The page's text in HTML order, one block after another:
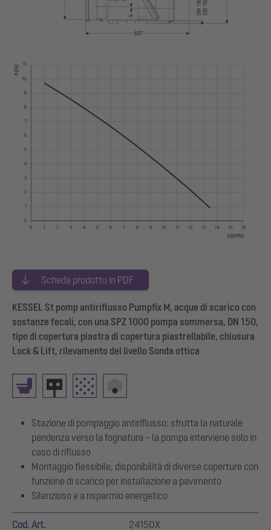
Scheda prodotto in PDF
KESSEL St pomp antiriflusso Pumpfix M, acque di scarico con
sostanze fecali, con una SPZ 1000 pompa sommersa, DN 150,
tipo di copertura piastra di copertura piastrellabile, chiusura
Lock & Lift, rilevamento del livello Sonda ottica
Stazione di pompaggio antiriflusso: sfrutta la naturale
pendenza verso la fognatura – la pompa interviene solo in
caso di riflusso
Montaggio flessibile, disponibilità di diverse coperture con
funzione di scarico per installazione a pavimento
Silenzioso e a risparmio energetico
Cod. Art. 24150X